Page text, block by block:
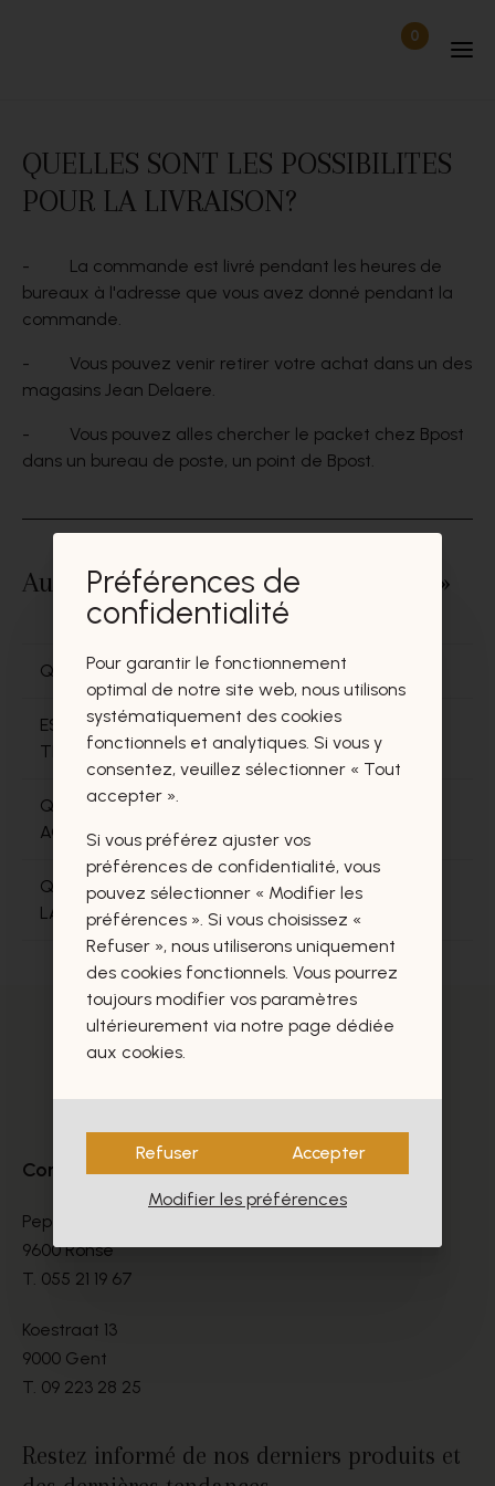
0Articles
QUELLES SONT LES POSSIBILITES
POUR LA LIVRAISON?
- La commande est livré pendant les heures de
bureaux à l'adresse que vous avez donné pendant la
commande.
- Vous pouvez venir retirer votre achat dans un des
magasins Jean Delaere.
- Vous pouvez alles chercher le packet chez Bpost
dans un bureau de poste, un point de Bpost.
Autres questions dans « Livraison »
QUI LIVRE MA COMMANDE?
EST-CE QUE JE DOIS PAYER DES FRAIS DE
TRANSPORT?
QUAND EST-CE QUE JE VAIS RECEVOIR MES
ACHATS?
QUE FAIRE SI JE NE SUIS PAS A LA MAISON POUR
LA LIVRAISON?
Contact
Peperstraat 9-11
9600 Ronse
T. 055 21 19 67
Koestraat 13
9000 Gent
T. 09 223 28 25
Restez informé de nos derniers produits et
Préférences de
confidentialité
Pour garantir le fonctionnement
optimal de notre site web, nous utilisons
systématiquement des cookies
fonctionnels et analytiques. Si vous y
consentez, veuillez sélectionner « Tout
accepter ».
Si vous préférez ajuster vos
préférences de confidentialité, vous
pouvez sélectionner « Modifier les
préférences ». Si vous choisissez «
Refuser », nous utiliserons uniquement
des cookies fonctionnels. Vous pourrez
toujours modifier vos paramètres
ultérieurement via notre page dédiée
aux cookies.
Refuser Accepter
Modifier les préférences